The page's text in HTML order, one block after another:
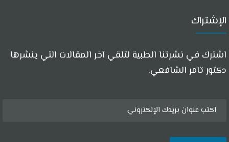
الإشتراك
اشترك في نشرتنا الطبية لتلقي آخر المقالات التي ينشرها
دكتور تامر الشافعي.